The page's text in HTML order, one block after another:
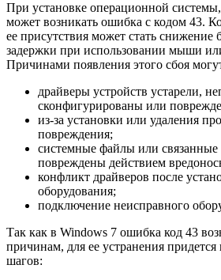
При установке операционной
может возникать ошибка с кодом 43.
ее присутствия может стать снижение
задержки при использовании мыши
Причинами появления этого сбоя
драйверы устройств устарели,
сконфигурированы или
из-за установки или удаления
повреждения;
системные файлы или
повреждены действием
конфликт драйверов после
оборудования;
подключение неисправного
Так как в Windows 7 ошибка код 43
причинам, для ее устранения придется
шагов: